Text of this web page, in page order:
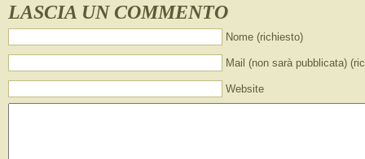
LASCIA UN COMMENTO
Nome (richiesto)
Mail (non sarà pubblicata)
Website